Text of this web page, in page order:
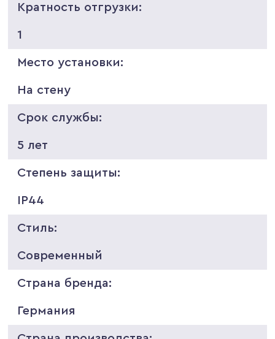
Кратность отгрузки:
1
Место установки:
На стену
Срок службы:
5 лет
Степень защиты:
IP44
Стиль:
Современный
Страна бренда:
Германия